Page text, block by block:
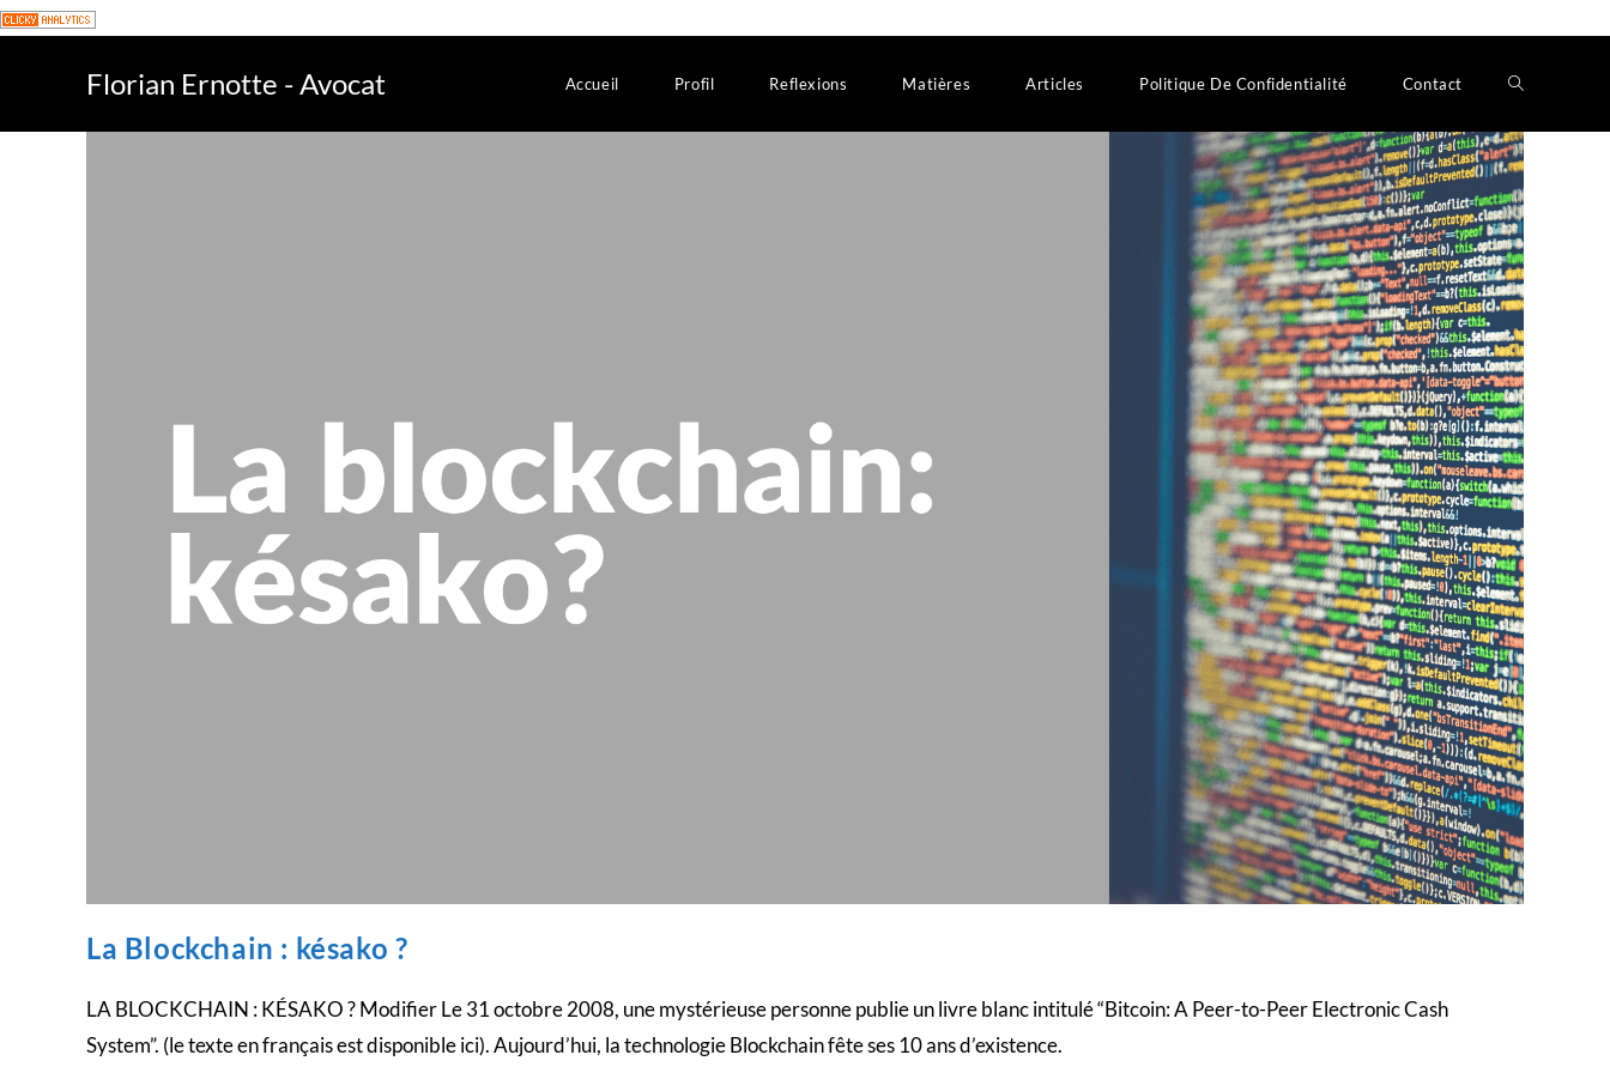
Florian Ernotte - Avocat Accueil Profil Reflexions Matières Articles Politique De Confidentialité Contact
La Blockchain : késako ?
LA BLOCKCHAIN : KÉSAKO ? Modifier Le 31 octobre 2008, une mystérieuse personne publie un livre blanc intitulé “Bitcoin: A Peer-to-Peer Electronic Cash
System”. (le texte en français est disponible ici). Aujourd’hui, la technologie Blockchain fête ses 10 ans d’existence.